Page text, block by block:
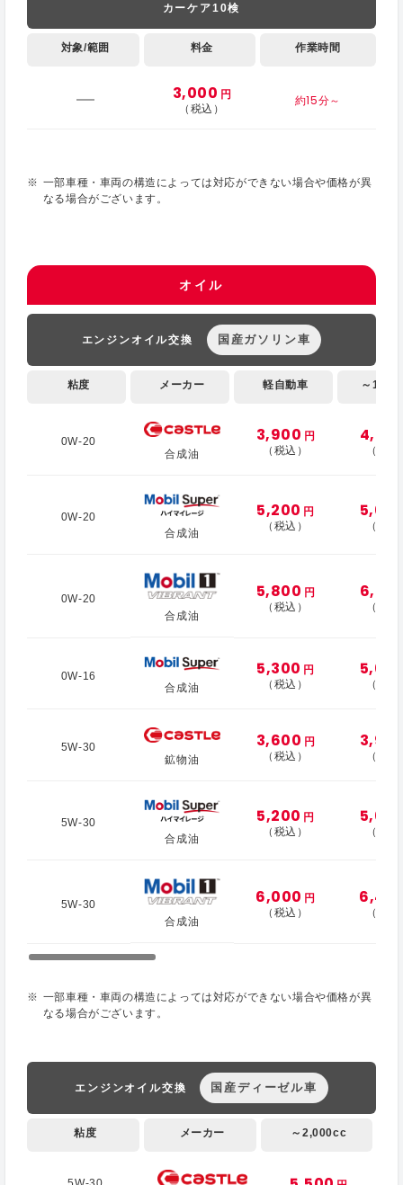
カーケア10検
対象/範囲 料金 作業時間
3,000 円
（税込）
約15分～
一部車種・車両の構造によっては対応ができない場合や価格が異
なる場合がございます。
オイル
エンジンオイル交換 国産ガソリン車
粘度 メーカー 軽自動車 ～
0W-20
合成油
3,900 円
（税込）
（税
0W-20
合成油
5,200 円
（税込）
（税
0W-20
合成油
5,800 円
（税込）
（税
0W-16
合成油
5,300 円
（税込）
（税
5W-30
鉱物油
3,600 円
（税込）
（税
5W-30
合成油
5,200 円
（税込）
（税
5W-30
合成油
6,000 円
（税込）
（税
一部車種・車両の構造によっては対応ができない場合や価格が異
なる場合がございます。
エンジンオイル交換 国産ディーゼル車
粘度 メーカー ～2,000cc